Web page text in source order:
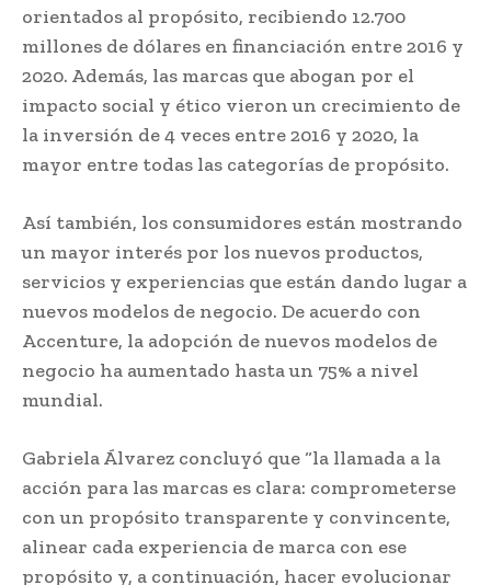
orientados al propósito, recibiendo 12.700
millones de dólares en financiación entre 2016 y
2020. Además, las marcas que abogan por el
impacto social y ético vieron un crecimiento de
la inversión de 4 veces entre 2016 y 2020, la
mayor entre todas las categorías de propósito.
Así también, los consumidores están mostrando
un mayor interés por los nuevos productos,
servicios y experiencias que están dando lugar a
nuevos modelos de negocio. De acuerdo con
Accenture, la adopción de nuevos modelos de
negocio ha aumentado hasta un 75% a nivel
mundial.
Gabriela Álvarez concluyó que “la llamada a la
acción para las marcas es clara: comprometerse
con un propósito transparente y convincente,
alinear cada experiencia de marca con ese
propósito y, a continuación, hacer evolucionar